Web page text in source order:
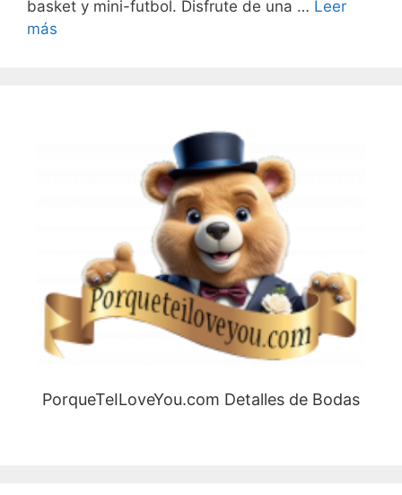
basket y mini-futbol. Disfrute de una … Leer
más
PorqueTeILoveYou.com Detalles de Bodas